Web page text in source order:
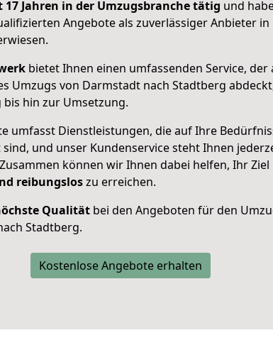
17 Jahren in der Umzugsbranche tätig und
Angebote als zuverlässiger Anbieter in
bietet Ihnen einen umfassenden Service, der
Umzugs von Darmstadt nach Stadtberg
bis hin zur Umsetzung.
umfasst Dienstleistungen, die auf Ihre
und unser Kundenservice steht Ihnen
können wir Ihnen dabei helfen, Ihr Ziel
reibungsloszu erreichen.
Qualität bei den Angeboten für den
Stadtberg.
Kostenlose Angebote erhalten